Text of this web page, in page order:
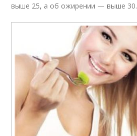
выше 25, а об ожирении — выше 30.